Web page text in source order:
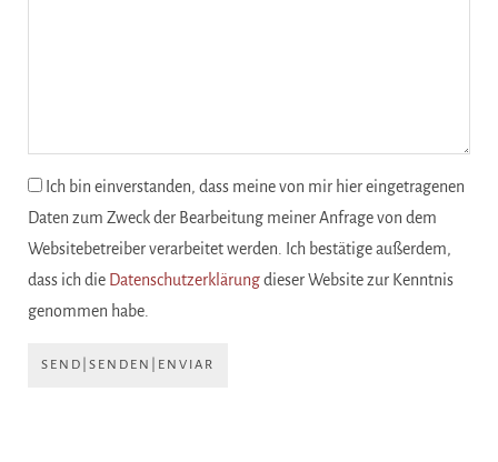
Ich bin einverstanden, dass meine von mir hier eingetragenen
Daten zum Zweck der Bearbeitung meiner Anfrage von dem
Websitebetreiber verarbeitet werden. Ich bestätige außerdem,
dass ich die Datenschutzerklärungdieser Website zur Kenntnis
genommen habe.
SEND|SENDEN|ENVIAR